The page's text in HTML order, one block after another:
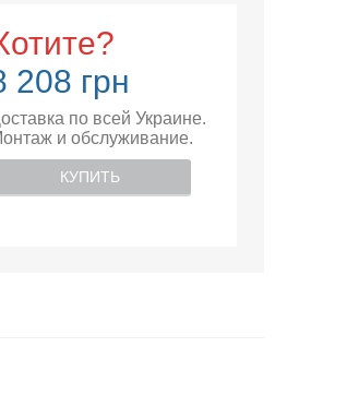
208 грн
по всей Украине.
и обслуживание.
КУПИТЬ